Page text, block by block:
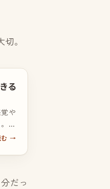
。
る
や
思
ま
む →
だっ